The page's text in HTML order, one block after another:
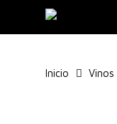
main
Inicio Vinos